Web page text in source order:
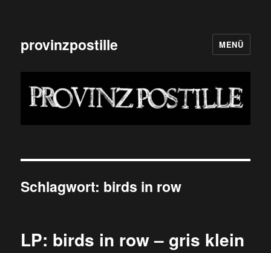
provinzpostille MENÜ
Schlagwort: birds in row
LP: birds in row – gris klein